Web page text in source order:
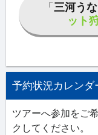
「 三河う
ット
予約状況カレンダ
ツアーへ参加をご
クしてください。